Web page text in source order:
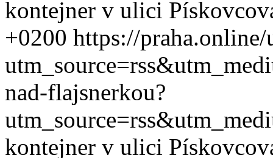
kontejner v ulici
+0200 https://
nad-flajsnerkou?
kontejner v ulici